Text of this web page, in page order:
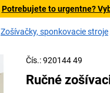
Potrebujete to urgentne?
Zošívačky, sponkovacie stroje
Čís.: 920144 49
Ručné